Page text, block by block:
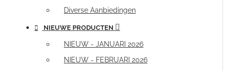
Diverse Aanbiedingen
NIEUWE PRODUCTEN
NIEUW - JANUARI 2026
NIEUW - FEBRUARI 2026